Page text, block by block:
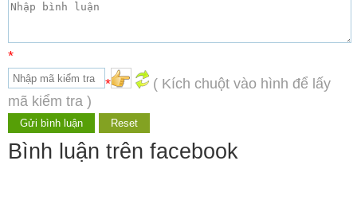
*
*
( Kích chuột vào hình để lấy
mã kiểm tra )
Bình luận trên facebook